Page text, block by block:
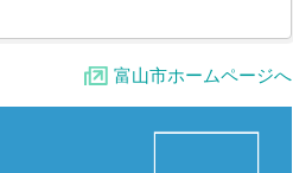
富山市ホームページへ